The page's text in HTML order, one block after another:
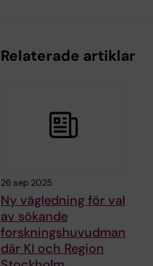
Relaterade artiklar
26 sep 2025
Ny vägledning för val
av sökande
forskningshuvudman
där KI och Region